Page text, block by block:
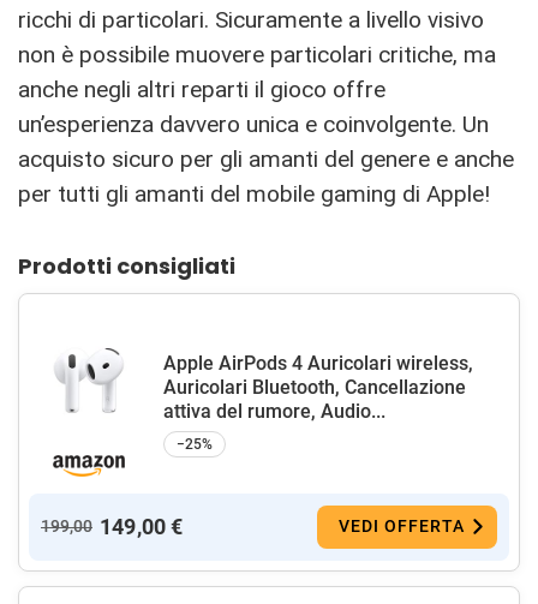
ricchi di particolari. Sicuramente a livello visivo
non è possibile muovere particolari critiche, ma
anche negli altri reparti il gioco offre
un’esperienza davvero unica e coinvolgente. Un
acquisto sicuro per gli amanti del genere e anche
per tutti gli amanti del mobile gaming di Apple!
Prodotti consigliati
Apple AirPods 4 Auricolari wireless,
Auricolari Bluetooth, Cancellazione
attiva del rumore, Audio...
−25%
199,00 149,00 € VEDI OFFERTA